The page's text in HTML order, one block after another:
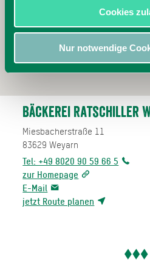
Cookies
Nur notwendige
Bäckerei Ratschiller
Miesbacherstraße 11
83629 Weyarn
Tel: +49 8020 90 59 66 5
zur Homepage
E-Mail
jetzt Route planen